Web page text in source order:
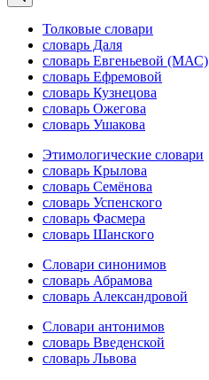
Толковые словари
словарь Даля
словарь Евгеньевой (МАС)
словарь Ефремовой
словарь Кузнецова
словарь Ожегова
словарь Ушакова
Этимологические словари
словарь Крылова
словарь Семёнова
словарь Успенского
словарь Фасмера
словарь Шанского
Словари синонимов
словарь Абрамова
словарь Александровой
Словари антонимов
словарь Введенской
словарь Львова